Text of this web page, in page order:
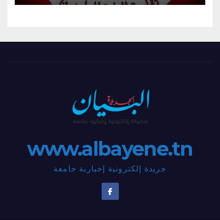
www.albayene.tn
جريدة إلكترونية إخبارية جامعة